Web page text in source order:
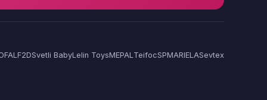
F2DSvetli BabyLelin ToysMEPAL TeifocSPMARIELASevtex